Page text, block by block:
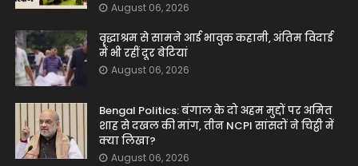
August 06, 2026
वृद्धाश्रम से सामने आई भावुक कहानी, अंतिम विदाई
में भी रहीं दूर बेटियां
August 06, 2026
Bengal Politics: बंगाल के दो अहम मुद्दों पर अमित
शाह से दखल की मांग, तीन NCPI सांसदों ने चिट्ठी में
क्या लिखा?
August 06, 2026